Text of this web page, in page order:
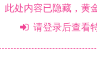
此处内容已隐藏，黄
请登录后查看